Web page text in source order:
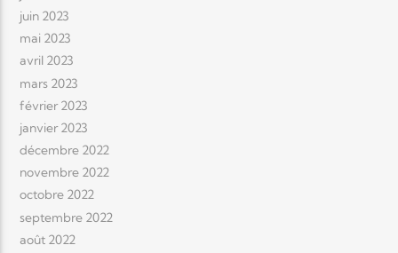
juin 2023
mai 2023
avril 2023
mars 2023
février 2023
janvier 2023
décembre 2022
novembre 2022
octobre 2022
septembre 2022
août 2022